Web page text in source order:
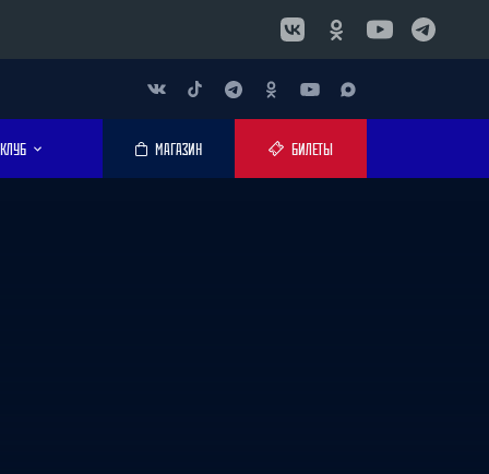
КЛУБ МАГАЗИН БИЛЕТЫ